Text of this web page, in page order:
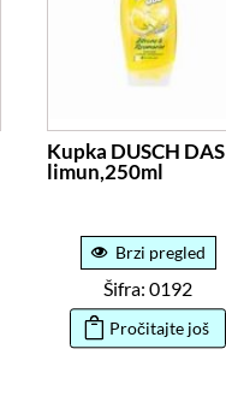
Kupka DUSCH DAS
limun,250ml
Brzi pregled
Šifra: 0192
Pročitajte još